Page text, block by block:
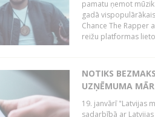
pamatu ņemot
gadā
Chance The Rapper
reižu platformas
NOTIKS
UZŅĒMUMA
19. janvārī "Latvijas
sadarbībā ar